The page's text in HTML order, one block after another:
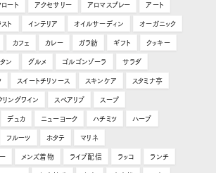
ート アクセサリー アロマスプレー アート
ト インテリア オイルサーディン オーガニック
カフェ カレー ガラ紡 ギフト クッキー
ン グルメ ゴルゴンゾーラ サラダ
スイートチリソース スキンケア スタミナ亭
リングワイン スペアリブ スープ
デュカ ニューヨーク ハチミツ ハーブ
フルーツ ホタテ マリネ
メンズ着物 ライブ配信 ラッコ ランチ